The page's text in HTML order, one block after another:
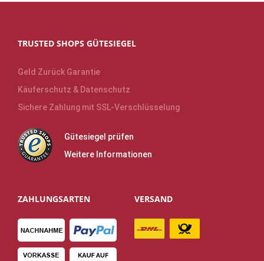
TRUSTED SHOPS GÜTESIEGEL
Geld Zurück Garantie
Käuferschutz & Datenschutz
Sichere Zahlung mit SSL-Verschlüsselung
Gütesiegel prüfen
Weitere Informationen
ZAHLUNGSARTEN VERSAND